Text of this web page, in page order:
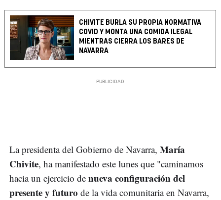
CHIVITE BURLA SU PROPIA NORMATIVA
COVID Y MONTA UNA COMIDA ILEGAL
MIENTRAS CIERRA LOS BARES DE
NAVARRA
La presidenta del Gobierno de Navarra, María
Chivite, ha manifestado este lunes que "caminamos
hacia un ejercicio de nueva configuración del
presente y futuro de la vida comunitaria en Navarra,